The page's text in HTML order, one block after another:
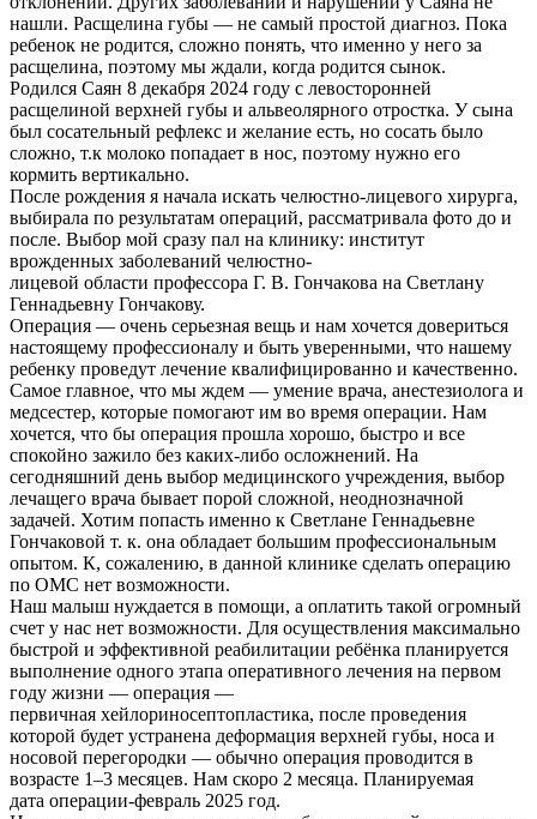
нашли. Расщелина губы — не самый простой диагноз. Пока
ребенок не родится, сложно понять, что именно у него за
расщелина, поэтому мы ждали, когда родится сынок.
Родился Саян 8 декабря 2024 году с левосторонней
расщелиной верхней губы и альвеолярного отростка. У сына
был сосательный рефлекс и желание есть, но сосать было
сложно, т.к молоко попадает в нос, поэтому нужно его
кормить вертикально.
После рождения я начала искать челюстно-лицевого хирурга,
выбирала по результатам операций, рассматривала фото до и
после. Выбор мой сразу пал на клинику: институт
врожденных заболеваний челюстно-
лицевой области профессора Г. В. Гончакова на Светлану
Геннадьевну Гончакову.
Операция — очень серьезная вещь и нам хочется довериться
настоящему профессионалу и быть уверенными, что нашему
ребенку проведут лечение квалифицированно и качественно.
Самое главное, что мы ждем — умение врача, анестезиолога и
медсестер, которые помогают им во время операции. Нам
хочется, что бы операция прошла хорошо, быстро и все
спокойно зажило без каких-либо осложнений. На
сегодняшний день выбор медицинского учреждения, выбор
лечащего врача бывает порой сложной, неоднозначной
задачей. Хотим попасть именно к Светлане Геннадьевне
Гончаковой т. к. она обладает большим профессиональным
опытом. К, сожалению, в данной клинике сделать операцию
по ОМС нет возможности.
Наш малыш нуждается в помощи, а оплатить такой огромный
счет у нас нет возможности. Для осуществления максимально
быстрой и эффективной реабилитации ребёнка планируется
выполнение одного этапа оперативного лечения на первом
году жизни — операция —
первичная хейлориносептопластика, после проведения
которой будет устранена деформация верхней губы, носа и
носовой перегородки — обычно операция проводится в
возрасте 1–3 месяцев. Нам скоро 2 месяца. Планируемая
дата операции-февраль 2025 год.